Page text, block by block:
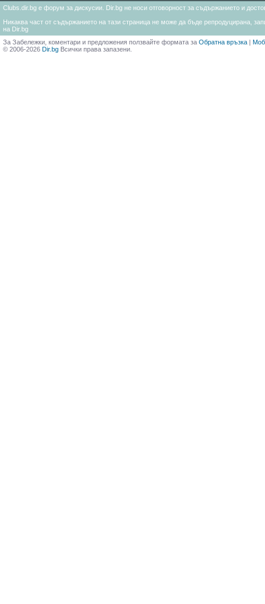
Clubs.dir.bg е форум за дискусии. Dir.bg не носи отговорност за съдържанието и
Никаква част от съдържанието на тази страница не може да бъде репродуцирана,
на Dir.bg
За Забележки, коментари и предложения ползвайте формата за Обратна връзка |
© 2006-2026 Dir.bg Всички права запазени.